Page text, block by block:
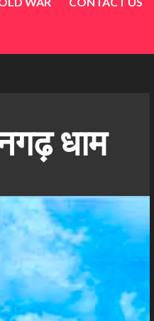
धाम